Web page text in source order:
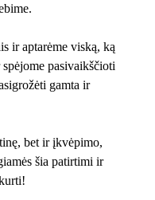
ir aptarėme viską, ką
pasivaikščioti
gamta ir
bet ir įkvėpimo,
šia patirtimi ir